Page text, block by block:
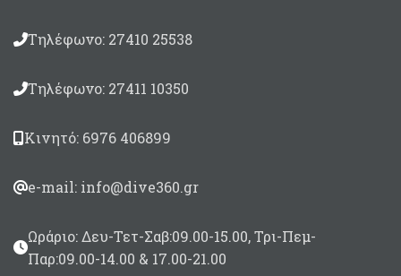
σκάφος
Τηλέφωνο: 27410 25538
Τηλέφωνο: 27411 10350
Κινητό: 6976 406899
e-mail: info@dive360.gr
Ωράριο: Δευ-Τετ-Σαβ:09.00-15.00, Τρι-Πεμ-
Παρ:09.00-14.00 & 17.00-21.00